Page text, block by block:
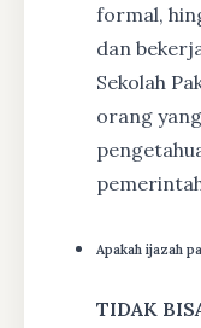
formal,
dan
Sekolah
orang
Apakah ijazah
TIDAK